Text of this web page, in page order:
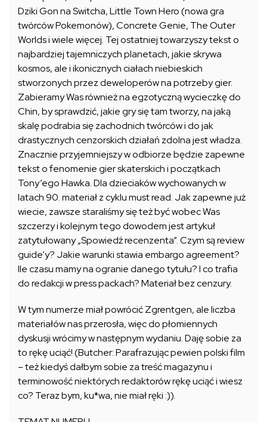
Dziki Gon na Switcha, Little Town Hero (nowa gra
twórców Pokemonów), Concrete Genie, The Outer
Worlds i wiele więcej. Tej ostatniej towarzyszy tekst o
najbardziej tajemniczych planetach, jakie skrywa
kosmos, ale i ikonicznych ciałach niebieskich
stworzonych przez deweloperów na potrzeby gier.
Zabieramy Was również na egzotyczną wycieczkę do
Chin, by sprawdzić, jakie gry się tam tworzy, na jaką
skalę podrabia się zachodnich twórców i do jak
drastycznych cenzorskich działań zdolna jest władza.
Znacznie przyjemniejszy w odbiorze będzie zapewne
tekst o fenomenie gier skaterskich i początkach
Tony’ego Hawka. Dla dzieciaków wychowanych w
latach 90. materiał z cyklu must read. Jak zapewne już
wiecie, zawsze staraliśmy się też być wobec Was
szczerzy i kolejnym tego dowodem jest artykuł
zatytułowany „Spowiedź recenzenta”. Czym są review
guide’y? Jakie warunki stawia embargo agreement?
Ile czasu mamy na ogranie danego tytułu? I co trafia
do redakcji w press packach? Materiał bez cenzury.
W tym numerze miał powrócić Zgrentgen, ale liczba
materiałów nas przerosła, więc do płomiennych
dyskusji wrócimy w następnym wydaniu. Daję sobie za
to rękę uciąć! (Butcher: Parafrazując pewien polski film
– też kiedyś dałbym sobie za treść magazynu i
terminowość niektórych redaktorów rękę uciąć i wiesz
co? Teraz bym, ku*wa, nie miał ręki :)).